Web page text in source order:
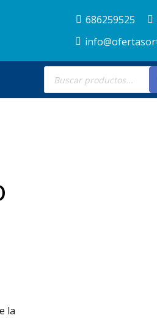
686259525
Búsqueda
de
productos
la